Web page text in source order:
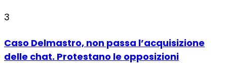
3
Caso Delmastro, non passa l’acquisizione
delle chat. Protestano le opposizioni